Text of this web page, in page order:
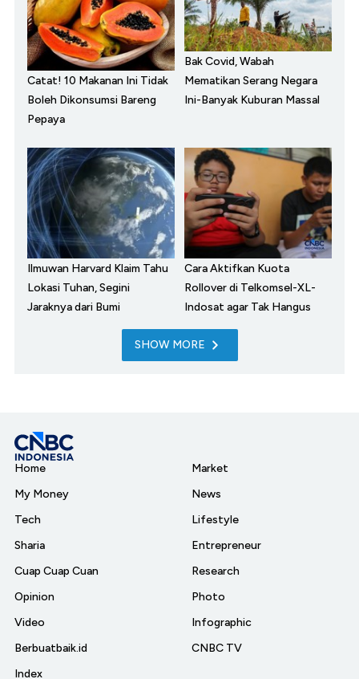
Catat! 10 Makanan Ini Tidak
Boleh Dikonsumsi Bareng
Pepaya
Bak Covid, Wabah
Mematikan Serang Negara
Ini-Banyak Kuburan Massal
Ilmuwan Harvard Klaim Tahu
Lokasi Tuhan, Segini
Jaraknya dari Bumi
Cara Aktifkan Kuota
Rollover di Telkomsel-XL-
Indosat agar Tak Hangus
SHOW MORE
Home
My Money
Tech
Sharia
Cuap Cuap Cuan
Opinion
Video
Berbuatbaik.id
Index
Market
News
Lifestyle
Entrepreneur
Research
Photo
Infographic
CNBC TV